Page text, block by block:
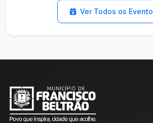
Ver Todos os